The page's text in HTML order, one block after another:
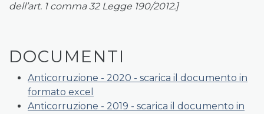
dell’art. 1 comma 32 Legge 190/2012.]
DOCUMENTI
Anticorruzione - 2020 - scarica il documento in
formato excel
Anticorruzione - 2019 - scarica il documento in